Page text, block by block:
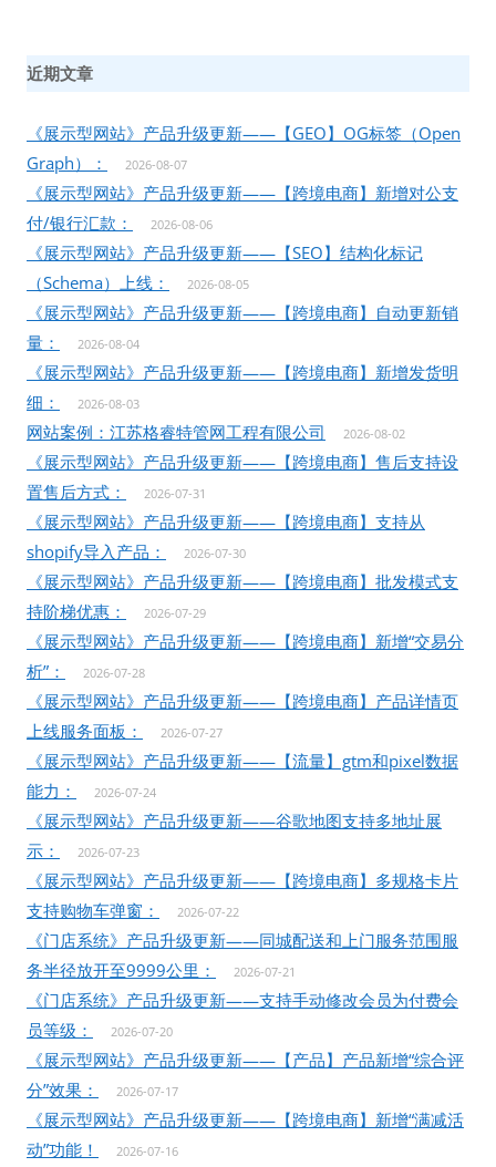
近期文章
《展示型网站》产品升级更新——【GEO】OG标签（Open
Graph）：
2026-08-07
《展示型网站》产品升级更新——【跨境电商】新增对公支
付/银行汇款：
2026-08-06
《展示型网站》产品升级更新——【SEO】结构化标记
（Schema）上线：
2026-08-05
《展示型网站》产品升级更新——【跨境电商】自动更新销
量：
2026-08-04
《展示型网站》产品升级更新——【跨境电商】新增发货明
细：
2026-08-03
网站案例：江苏格睿特管网工程有限公司 2026-08-02
《展示型网站》产品升级更新——【跨境电商】售后支持设
置售后方式：
2026-07-31
《展示型网站》产品升级更新——【跨境电商】支持从
shopify导入产品：
2026-07-30
《展示型网站》产品升级更新——【跨境电商】批发模式支
持阶梯优惠：
2026-07-29
《展示型网站》产品升级更新——【跨境电商】新增“交易分
析”：
2026-07-28
《展示型网站》产品升级更新——【跨境电商】产品详情页
上线服务面板：
2026-07-27
《展示型网站》产品升级更新——【流量】gtm和pixel数据
能力：
2026-07-24
《展示型网站》产品升级更新——谷歌地图支持多地址展
示：
2026-07-23
《展示型网站》产品升级更新——【跨境电商】多规格卡片
支持购物车弹窗：
2026-07-22
《门店系统》产品升级更新——同城配送和上门服务范围服
务半径放开至9999公里：
2026-07-21
《门店系统》产品升级更新——支持手动修改会员为付费会
员等级：
2026-07-20
《展示型网站》产品升级更新——【产品】产品新增“综合评
分”效果：
2026-07-17
《展示型网站》产品升级更新——【跨境电商】新增“满减活
动”功能！
2026-07-16